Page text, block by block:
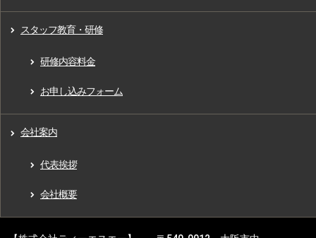
スタッフ教育・研修
研修内容料金
お申し込みフォーム
会社案内
代表挨拶
会社概要